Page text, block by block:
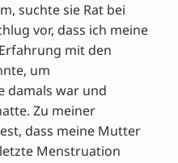
suchte sie Rat bei
vor, dass ich meine
mit den
um
damals war und
Zu meiner
dass meine Mutter
Menstruation